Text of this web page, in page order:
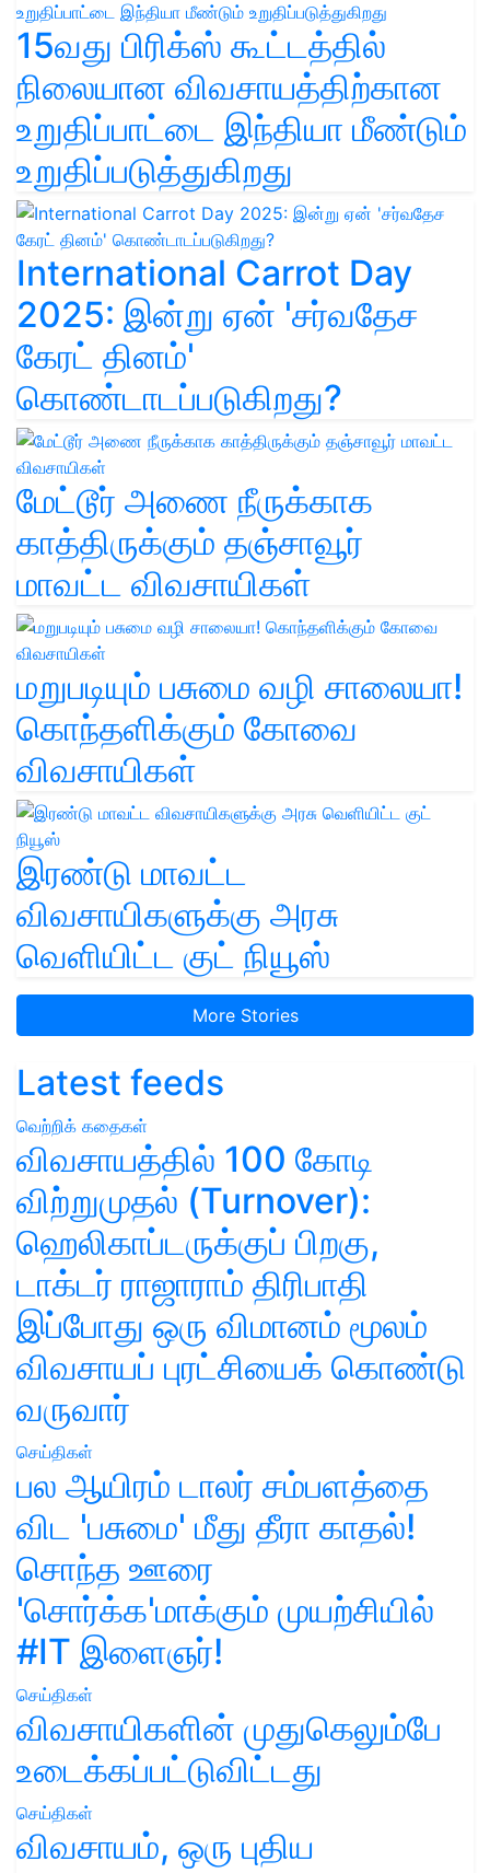
15வது பிரிக்ஸ் கூட்டத்தில்
நிலையான விவசாயத்திற்கான
உறுதிப்பாட்டை இந்தியா மீண்டும்
உறுதிப்படுத்துகிறது
International Carrot Day
2025: இன்று ஏன் 'சர்வதேச
கேரட் தினம்'
கொண்டாடப்படுகிறது?
மேட்டூர் அணை நீருக்காக
காத்திருக்கும் தஞ்சாவூர்
மாவட்ட விவசாயிகள்
மறுபடியும் பசுமை வழி சாலையா!
கொந்தளிக்கும் கோவை
விவசாயிகள்
இரண்டு மாவட்ட
விவசாயிகளுக்கு அரசு
வெளியிட்ட குட் நியூஸ்
More Stories
Latest feeds
வெற்றிக் கதைகள்
விவசாயத்தில் 100 கோடி
விற்றுமுதல் (Turnover):
ஹெலிகாப்டருக்குப் பிறகு,
டாக்டர் ராஜாராம் திரிபாதி
இப்போது ஒரு விமானம் மூலம்
விவசாயப் புரட்சியைக் கொண்டு
வருவார்
செய்திகள்
பல ஆயிரம் டாலர் சம்பளத்தை
விட 'பசுமை' மீது தீரா காதல்!
சொந்த ஊரை
'சொர்க்க'மாக்கும் முயற்சியில்
#IT இளைஞர்!
செய்திகள்
விவசாயிகளின் முதுகெலும்பே
உடைக்கப்பட்டுவிட்டது
செய்திகள்
விவசாயம், ஒரு புதிய